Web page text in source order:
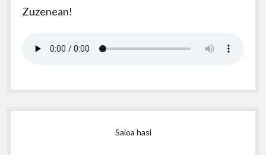
Zuzenean!
Saioa hasi